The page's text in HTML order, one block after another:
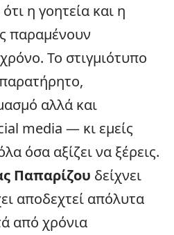
η γοητεία και η
παραμένουν
Το στιγμιότυπο
αλλά και
media — κι εμείς
όσα αξίζει να ξέρεις.
Παπαρίζου δείχνει
αποδεχτεί απόλυτα
από χρόνια